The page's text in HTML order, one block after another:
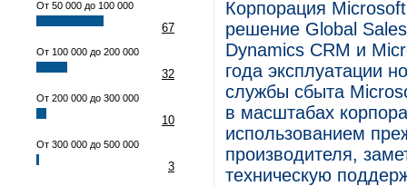
От 50 000 до 100 000
67
От 100 000 до 200 000
32
От 200 000 до 300 000
10
От 300 000 до 500 000
3
Корпорация
решение Global
Dynamics CRM и
года эксплуатации
службы сбыта
в масштабах
использованием
производителя,
техническую